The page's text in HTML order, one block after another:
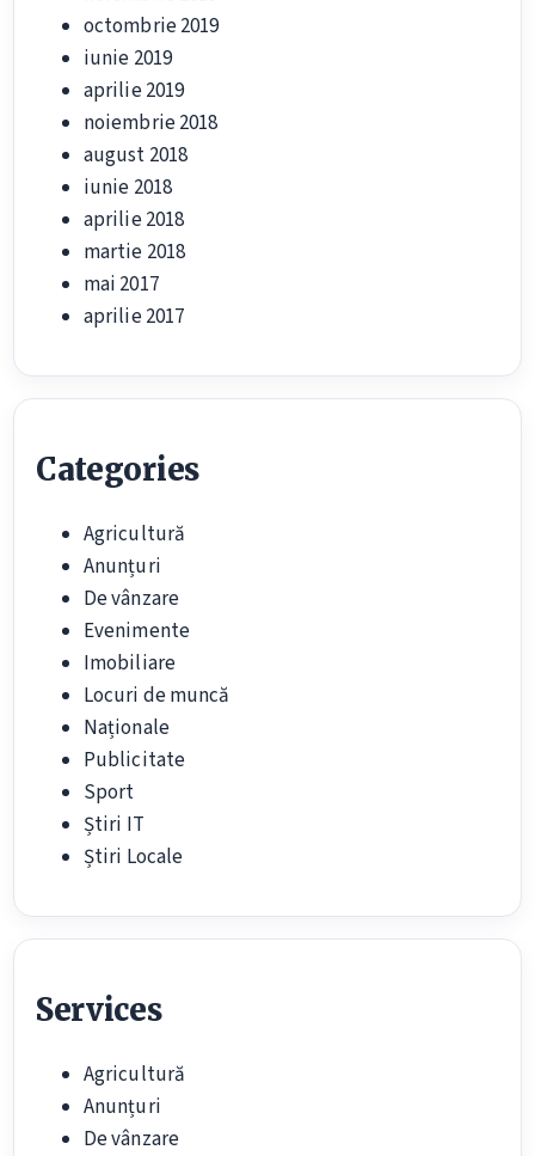
octombrie 2019
iunie 2019
aprilie 2019
noiembrie 2018
august 2018
iunie 2018
aprilie 2018
martie 2018
mai 2017
aprilie 2017
Categories
Agricultură
Anunțuri
De vânzare
Evenimente
Imobiliare
Locuri de muncă
Naționale
Publicitate
Sport
Știri IT
Știri Locale
Services
Agricultură
Anunțuri
De vânzare